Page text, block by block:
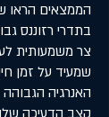
הממצאים הראו
בתדרי רזוננס
צר משמעותית
שמעיד על זמן
האנרגיה
קצב הדעיכה